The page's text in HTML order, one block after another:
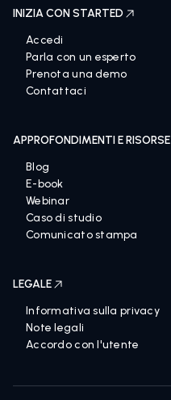
INIZIA CON STARTED
Accedi
Parla con un esperto
Prenota una demo
Contattaci
APPROFONDIMENTI E RISORSE
Blog
E-book
Webinar
Caso di studio
Comunicato stampa
LEGALE
Informativa sulla privacy
Note legali
Accordo con l'utente